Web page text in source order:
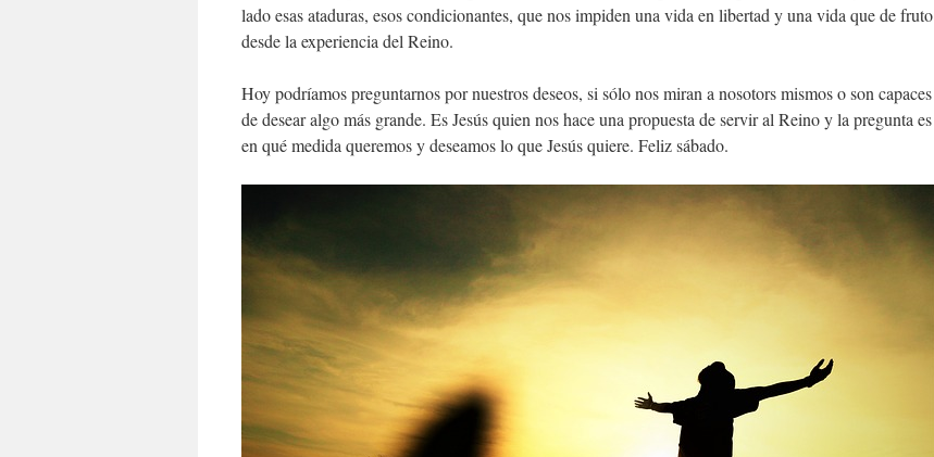
lado esas ataduras, esos condicionantes, que nos impiden una vida en libertad y una vida que de fruto
desde la experiencia del Reino.
Hoy podríamos preguntarnos por nuestros deseos, si sólo nos miran a nosotors mismos o son capaces
de desear algo más grande. Es Jesús quien nos hace una propuesta de servir al Reino y la pregunta es
en qué medida queremos y deseamos lo que Jesús quiere. Feliz sábado.